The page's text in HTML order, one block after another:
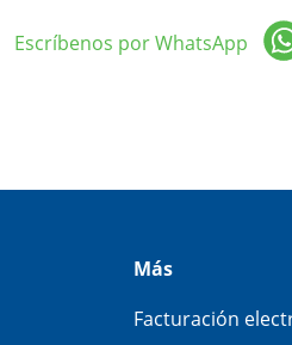
Escríbenos por WhatsApp
Más
Facturación